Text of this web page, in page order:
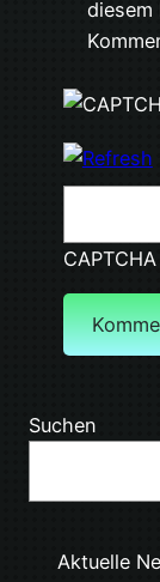
diesem
Suchen
Aktuelle